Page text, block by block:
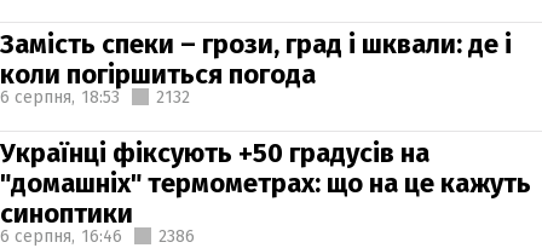
Замість спеки – грози, град і шквали: де і
коли погіршиться погода
6 серпня, 18:53 2132
Українці фіксують +50 градусів на
"домашніх" термометрах: що на це кажуть
синоптики
6 серпня, 16:46 2386